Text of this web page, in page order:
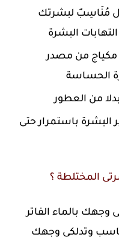
مُنَاسِبٌ لبشرتك
البشرة
من مصدر
الحساسة
من العطور
باستمرار حتى
المختلطة ؟
بالماء الفاتر
وتدلكى وجهك